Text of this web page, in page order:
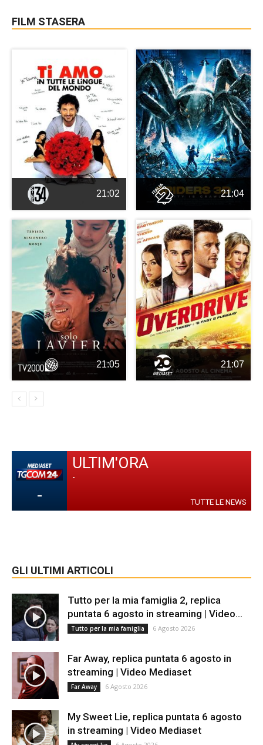
FILM STASERA
21:02 21:04
21:05 21:07
-
ULTIM'ORA
-
TUTTE LE NEWS
GLI ULTIMI ARTICOLI
Tutto per la mia famiglia 2, replica
puntata 6 agosto in streaming | Video...
Tutto per la mia famiglia 6 Agosto 2026
Far Away, replica puntata 6 agosto in
streaming | Video Mediaset
Far Away 6 Agosto 2026
My Sweet Lie, replica puntata 6 agosto
in streaming | Video Mediaset